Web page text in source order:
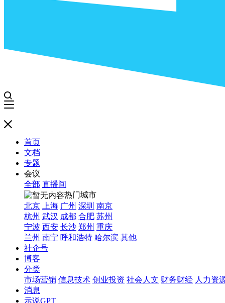
首页
文档
专题
会议
全部 直播间
热门城市
北京
上海 广州 深圳 南京
杭州 武汉 成都 合肥 苏州
宁波 西安 长沙 郑州 重庆
兰州 南宁 呼和浩特 哈尔滨 其他
社企号
博客
分类
市场营销 信息技术 创业投资 社会人文 财务财经 人力资
消息
示说GPT